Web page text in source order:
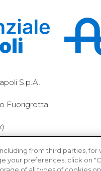
S.p.A.
Fuorigrotta
from third parties,
your preferences, click on